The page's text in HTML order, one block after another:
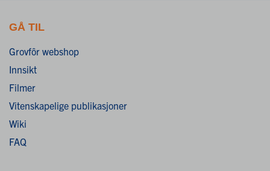
GÅ TIL
Grovfôr webshop
Innsikt
Filmer
Vitenskapelige publikasjoner
Wiki
FAQ